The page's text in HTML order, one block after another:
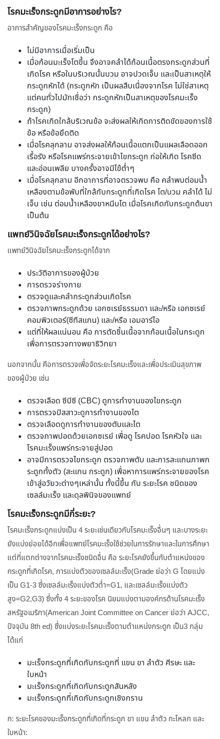
โรคมะเร็งกระดูกมีอาการอย่างไร?
อาการสำคัญของโรคมะเร็งกระดูก คือ
ไม่มีอาการเมื่อเริ่มเป็น
เมื่อก้อนมะเร็งโตขึ้น จึงอาจคลำได้ก้อนเนื้อตรงกระดูกส่วนที่
เกิดโรค หรือในบริเวณนั้นบวม อาจปวดเจ็บ และเป็นสาเหตุให้
กระดูกหักได้ (กระดูกหัก เป็นผลสืบเนื่องจากโรค ไม่ใช่สาเหตุ
แต่คนทั่วไปมักเชื่อว่า กระดูกหักเป็นสาเหตุของโรคมะเร็ง
กระดูก)
ถ้าโรคเกิดใกล้บริเวณข้อ จะส่งผลให้เกิดการติดขัดของการใช้
ข้อ หรือข้อยึดติด
เมื่อโรคลุกลาม อาจส่งผลให้ก้อนเนื้อแตกเป็นแผลเลือดออก
เรื้อรัง หรือโรคแพร่กระจายเข้าไขกระดูก ก่อให้เกิด โรคซีด
และอ่อนเพลีย บางครั้งอาจมีไข้ต่ำๆ
เมื่อโรคลุกลาม อีกอาการที่อาจตรวจพบ คือ คลำพบต่อมน้ำ
เหลืองตามข้อพับที่ใกล้กับกระดูกที่เกิดโรค โต/บวม คลำได้ ไม่
เจ็บ เช่น ต่อมน้ำเหลืองขาหนีบโต เมื่อโรคเกิดกับกระดูกต้นขา
เป็นต้น
แพทย์วินิจฉัยโรคมะเร็งกระดูกได้อย่างไร?
แพทย์วินิจฉัยโรคมะเร็งกระดูกได้จาก
ประวัติอาการของผู้ป่วย
การตรวจร่างกาย
ตรวจดูและคลำกระดูกส่วนเกิดโรค
ตรวจภาพกระดูกด้วย เอกซเรย์ธรรมดา และ/หรือ เอกซเรย์
คอมพิวเตอร์(ซีทีสแกน) และ/หรือ เอมอาร์ไอ
แต่ที่ให้ผลแน่นอน คือ การตัดชิ้นเนื้อจากก้อนเนื้อในกระดูก
เพื่อการตรวจทางพยาธิวิทยา
นอกจากนั้น คือการตรวจเพื่อจัดระยะโรคมะเร็งและเพื่อประเมินสุขภาพ
ของผู้ป่วย เช่น
ตรวจเลือด ซีบีซี (CBC) ดูการทำงานของไขกระดูก
การตรวจปัสสาวะดูการทำงานของไต
ตรวจเลือดดูการทำงานของตับและไต
ตรวจภาพปอดด้วยเอกซเรย์ เพื่อดู โรคปอด โรคหัวใจ และ
โรคมะเร็งแพร่กระจายสู่ปอด
อาจมีการตรวจไขกระดูก ตรวจภาพตับ และการสะแกนภาพก
ระดูกทั้งตัว (สะแกน กระดูก) เพื่อหาการแพร่กระจายของโรค
เข้าสู่อวัยวะต่างๆเหล่านั้น ทั้งนี้ขึ้น กับ ระยะโรค ชนิดของ
เซลล์มะเร็ง และดุลพินิจของแพทย์
โรคมะเร็งกระดูกมีกี่ระยะ?
โรคมะเร็งกระดูกแบ่งเป็น 4 ระยะเช่นเดียวกับโรคมะเร็งอื่นๆ และบางระยะ
ยังแบ่งย่อยได้อีกเพื่อแพทย์โรคมะเร็งใช้ช่วยในการรักษาและในการศึกษา
แต่ที่แตกต่างจากโรคมะเร็งชนิดอื่น คือ ระยะโรคยังขึ้นกับตำแหน่งของ
กระดูกที่เกิดโรค, การแบ่งตัวของเซลล์มะเร็ง(Grade ย่อว่า G โดยแบ่ง
เป็น G1-3 ซึ่งเซลล์มะเร็งแบ่งตัวต่ำ=G1, และเซลล์มะเร็งแบ่งตัว
สูง=G2,G3) ซึ่งทั้ง 4 ระยะของโรค นิยมแบ่งตามองค์กรด้านโรคมะเร็ง
สหรัฐอเมริกา(American Joint Committee on Cancer ย่อว่า AJCC,
ปัจจุบัน 8th ed) ซึ่งแบ่งระยะโรคมะเร็งตามตำแหน่งกระดูก เป็น3 กลุ่ม
ได้แก่
มะเร็งกระดูกที่เกิดกับกระดูกที่ แขน ขา ลำตัว ศีรษะ และ
ใบหน้า
มะเร็งกระดูกที่เกิดกับกระดูกสันหลัง
มะเร็งกระดูกที่เกิดกับกระดูกเชิงกราน
ก: ระยะโรคของมะเร็งกระดูกที่เกิดที่กระดูก ขา แขน ลำตัว กะโหลก และ
ใบหน้า: